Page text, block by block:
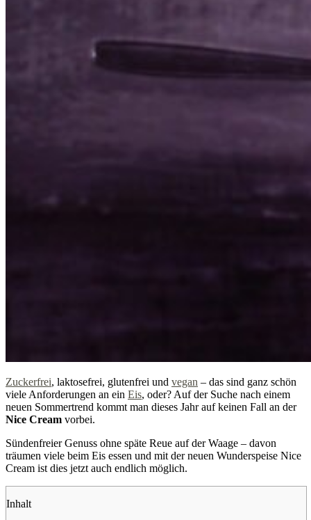
Zuckerfrei, laktosefrei, glutenfrei und vegan – das sind ganz schön
viele Anforderungen an ein Eis, oder? Auf der Suche nach einem
neuen Sommertrend kommt man dieses Jahr auf keinen Fall an der
Nice Cream vorbei.
Sündenfreier Genuss ohne späte Reue auf der Waage – davon
träumen viele beim Eis essen und mit der neuen Wunderspeise Nice
Cream ist dies jetzt auch endlich möglich.
Inhalt